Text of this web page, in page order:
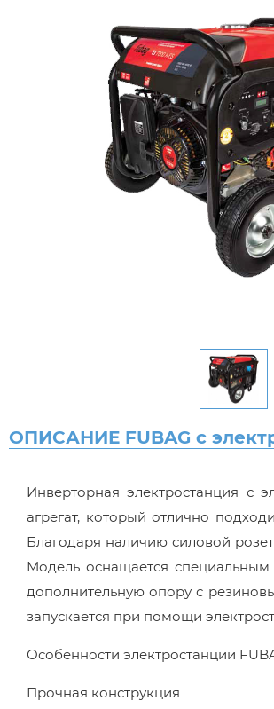
ОПИСАНИЕ FUBAG с
Инверторная электростанция с
агрегат, который отлично
Благодаря наличию силовой
Модель оснащается
дополнительную опору с
запускается при помощи
Особенности электростанции
Прочная конструкция